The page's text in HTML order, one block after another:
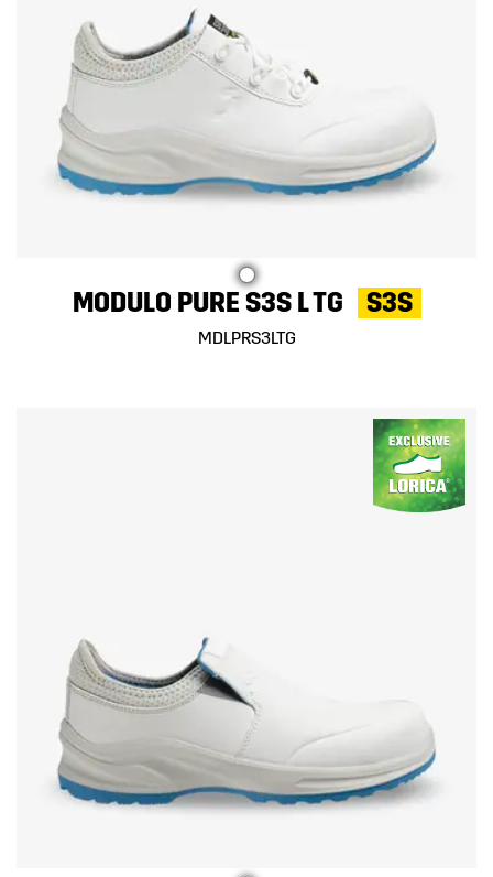
MODULO PURE S3S L TG S3S
MDLPRS3LTG